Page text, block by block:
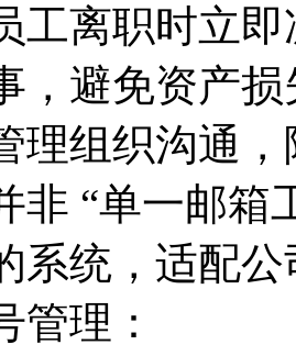
工离职时立
，避免资产损
理组织沟通
非 “单一邮箱
系统，适配
管理：